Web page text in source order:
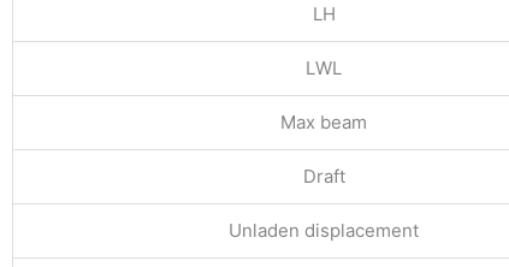
LH
LWL
Max beam
Draft
Unladen displacement